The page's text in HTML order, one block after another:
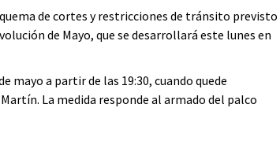
de cortes y restricciones de tránsito previsto
de Mayo, que se desarrollará este lunes en
mayo a partir de las 19:30, cuando quede
La medida responde al armado del palco